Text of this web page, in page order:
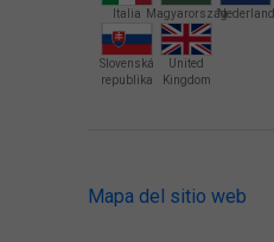
Italia MagyarországNederland
Slovenská
republika
United
Kingdom
Mapa del sitio web